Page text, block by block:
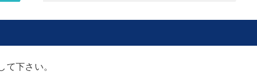
下さい。